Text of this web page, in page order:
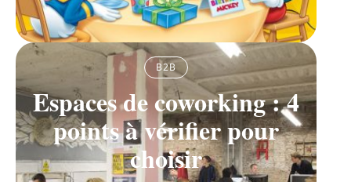
B2B
Espaces de coworking : 4
points à vérifier pour
choisir